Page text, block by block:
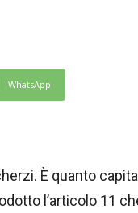
WhatsApp
È quanto
l’articolo 11